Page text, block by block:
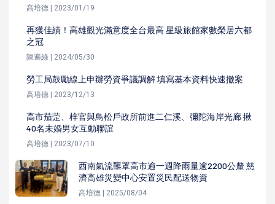
高培德 | 2023/01/19
再獲佳績！高雄觀光滿意度全台最高 星級旅館家數榮居六都
之冠
陳遍綠 | 2024/05/30
勞工局鼓勵線上申辦勞資爭議調解 填寫基本資料快速撤案
高培德 | 2023/12/13
高市茄萣、梓官與鳥松戶政所前進二仁溪、彌陀海岸光廊 揪
40名未婚男女互動聯誼
高培德 | 2023/07/10
西南氣流壟罩高市逾一週降雨量逾2200公釐 慈
濟高雄災變中心安置災民配送物資
高培德 | 2025/08/04